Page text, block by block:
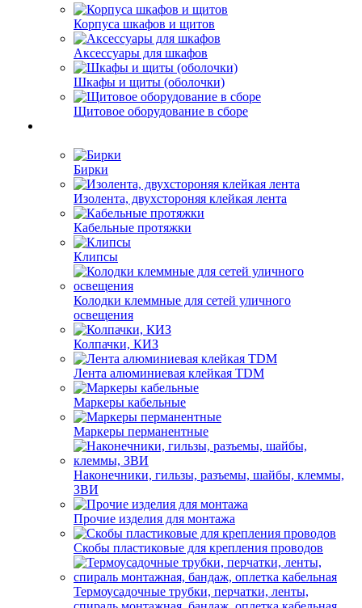
Корпуса шкафов и щитов
Аксессуары для шкафов
Шкафы и щиты (оболочки)
Щитовое оборудование в сборе
Бирки
Изолента, двухстороняя клейкая лента
Кабельные протяжки
Клипсы
Колодки клеммные для сетей уличного
освещения
Колпачки, КИЗ
Лента алюминиевая клейкая TDM
Маркеры кабельные
Маркеры перманентные
Наконечники, гильзы, разъемы, шайбы, клеммы,
ЗВИ
Прочие изделия для монтажа
Скобы пластиковые для крепления проводов
Термоусадочные трубки, перчатки, ленты,